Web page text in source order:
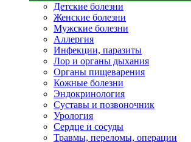
Детские болезни
Женские болезни
Мужские болезни
Аллергия
Инфекции, паразиты
Лор и органы дыхания
Органы пищеварения
Кожные болезни
Эндокринология
Суставы и позвоночник
Урология
Сердце и сосуды
Травмы, переломы, операции